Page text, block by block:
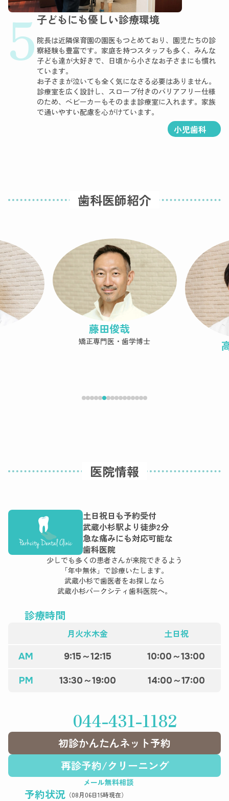
5子どもにも優しい診療環境
院長は近隣保育園の園医もつとめており、園児たちの診
察経験も豊富です。家庭を持つスタッフも多く、みんな
子ども達が大好きで、日頃から小さなお子さまにも慣れ
ています。
お子さまが泣いても全く気になさる必要はありません。
診療室を広く設計し、スロープ付きのバリアフリー仕様
のため、ベビーカーもそのまま診療室に入れます。家族
で通いやすい配慮を心がけています。
小児歯科
歯科医師紹介
藤田俊哉
矯正専門医・歯学博士
医院情報
土日祝日も予約受付
武蔵小杉駅より徒歩2分
急な痛みにも対応可能な
歯科医院
少しでも多くの患者さんが来院できるよう
「年中無休」で診療いたします。
武蔵小杉で歯医者をお探しなら
武蔵小杉パークシティ歯科医院へ。
診療時間
月火水木金 土日祝
AM 9:15～12:15 10:00～13:00
PM 13:30～19:00 14:00～17:00
044-431-1182
初診かんたんネット予約
再診予約/クリーニング
メール無料相談
予約状況 （08月06日15時現在）